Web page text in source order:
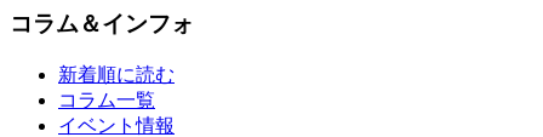
コラム＆インフォ
新着順に読む
コラム一覧
イベント情報